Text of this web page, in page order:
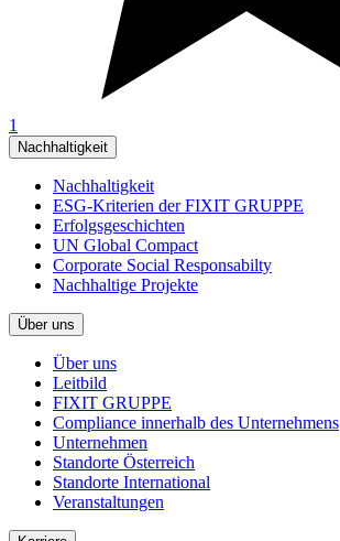
1
Nachhaltigkeit
Nachhaltigkeit
ESG-Kriterien der FIXIT GRUPPE
Erfolgsgeschichten
UN Global Compact
Corporate Social Responsabilty
Nachhaltige Projekte
Über uns
Über uns
Leitbild
FIXIT GRUPPE
Compliance innerhalb des Unternehmens
Unternehmen
Standorte Österreich
Standorte International
Veranstaltungen